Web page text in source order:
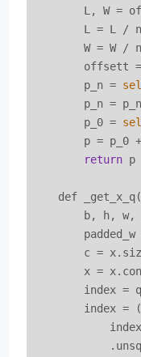
L, W =
L = L /
W = W /
offsett
        p_n =
p_n =
        p_0 =
p = p_0
return p
    def _get_x_q(
b, h, w,
padded_w
c =
x =
index =
        index = (